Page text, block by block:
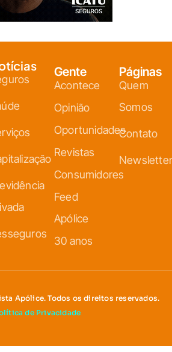
Gente
Acontece
Opinião
Oportunidades
Revistas
Consumidores
Feed
Apólice
30 anos
Páginas
Quem
Somos
Contato
Newsletter
Apólice. Todos os direitos reservados.
de Privacidade